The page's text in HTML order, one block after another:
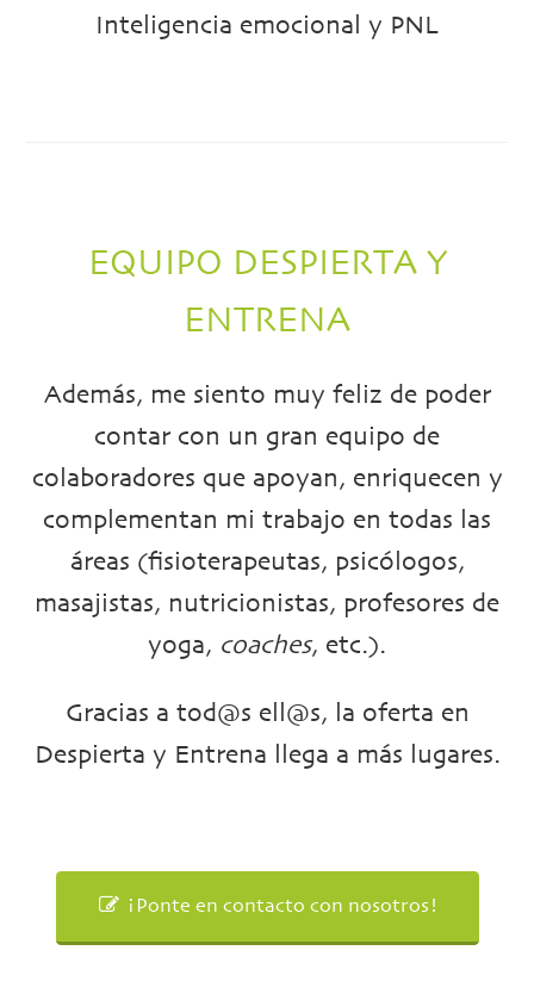
Inteligencia emocional y PNL
EQUIPO DESPIERTA Y
ENTRENA
Además, me siento muy feliz de poder
contar con un gran equipo de
colaboradores que apoyan, enriquecen y
complementan mi trabajo en todas las
áreas (fisioterapeutas, psicólogos,
masajistas, nutricionistas, profesores de
yoga, coaches, etc.).
Gracias a tod@s ell@s, la oferta en
Despierta y Entrena llega a más lugares.
¡Ponte en contacto con nosotros!